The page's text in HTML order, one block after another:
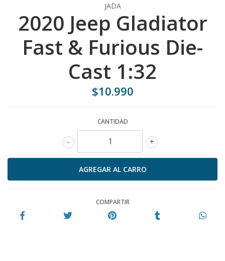
JADA
2020 Jeep Gladiator
Fast & Furious Die-
Cast 1:32
$10.990
CANTIDAD
+
-
COMPARTIR